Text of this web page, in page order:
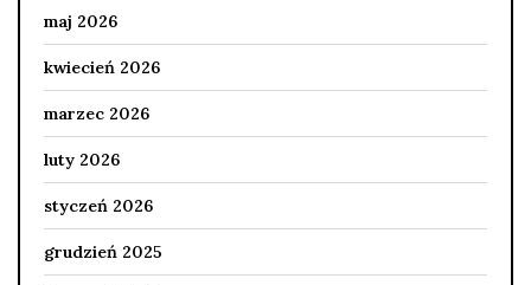
maj 2026
kwiecień 2026
marzec 2026
luty 2026
styczeń 2026
grudzień 2025